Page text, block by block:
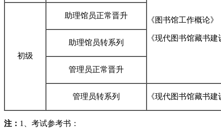
《图书馆工作概论》
《现代图书馆藏书建
初级
助理馆员正常晋升
助理馆员转系列
管理员正常晋升
管理员转系列 《现代图书馆藏书建
注： 1、考试参考书：